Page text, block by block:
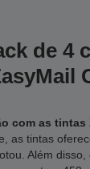
de 4
com as tintas
as tintas
Além disso,